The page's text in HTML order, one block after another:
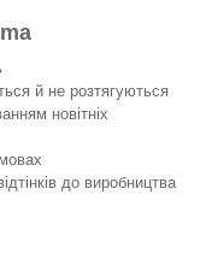
й не розтягуються
новітніх
до виробництва